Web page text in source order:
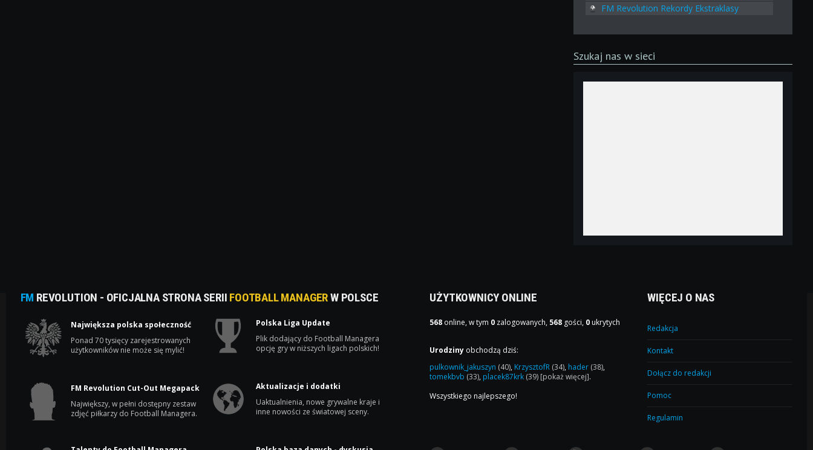
FM Revolution Rekordy Ekstraklasy
Szukaj nas w sieci
FM REVOLUTION - OFICJALNA STRONA SERII FOOTBALL MANAGERW POLSCE
Największa polska społeczność
Ponad 70 tysięcy zarejestrowanych
użytkowników nie może się mylić!
Polska Liga Update
Plik dodający do Football Managera
opcję gry w niższych ligach polskich!
FM Revolution Cut-Out Megapack
Największy, w pełni dostępny zestaw
zdjęć piłkarzy do Football Managera.
Aktualizacje i dodatki
Uaktualnienia, nowe grywalne kraje i
inne nowości ze światowej sceny.
UŻYTKOWNICY ONLINE
568 online, w tym 0 zalogowanych, 568 gości, 0 ukrytych
Urodziny obchodzą dziś:
pulkownik_jakuszyn (40), KrzysztofR (34), hader (38),
tomekbvb (33), placek87krk (39) [pokaż więcej].
Wszystkiego najlepszego!
WIĘCEJ O NAS
Redakcja
Kontakt
Dołącz do redakcji
Pomoc
Regulamin